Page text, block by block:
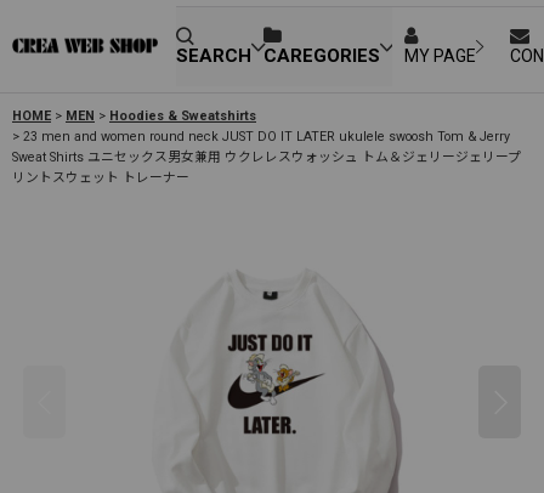
SEARCH CAREGORIES MY PAGE
HOME > MEN > Hoodies & Sweatshirts
> 23 men and women round neck JUST DO IT LATER ukulele swoosh Tom & Jerry
Sweat Shirts ユニセックス男女兼用 ウクレレスウォッシュ トム＆ジェリージェリープ
リントスウェット トレーナー